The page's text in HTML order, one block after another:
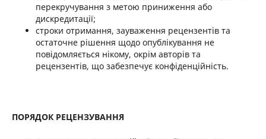
перекручування з метою приниження або
дискредитації;
строки отримання, зауваження рецензентів та
остаточне рішення щодо опублікування не
повідомляється нікому, окрім авторів та
рецензентів, що забезпечує конфіденційність.
ПОРЯДОК РЕЦЕНЗУВАННЯ